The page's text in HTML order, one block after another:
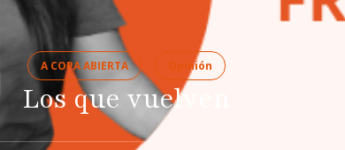
A COPA ABIERTA Opinión
Los que vuelven